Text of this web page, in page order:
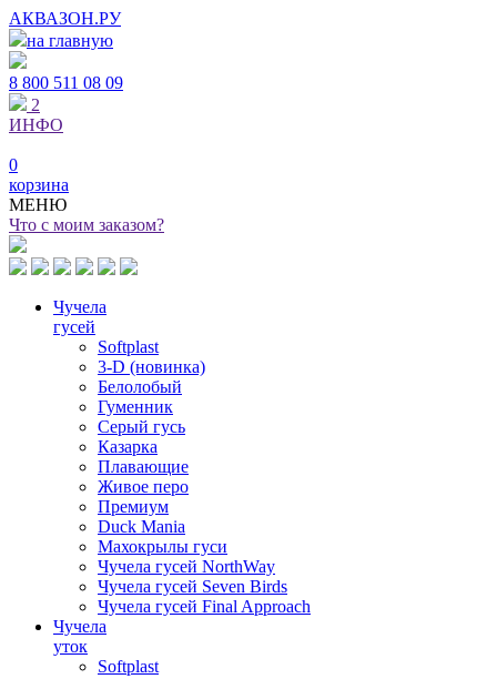
АКВАЗОН.РУ
на главную
8 800 511 08 09
2
ИНФО
0
корзина
МЕНЮ
Что с моим заказом?
Чучела
гусей
Softplast
3-D (новинка)
Белолобый
Гуменник
Серый гусь
Казарка
Плавающие
Живое перо
Премиум
Duck Mania
Махокрылы гуси
Чучела гусей NorthWay
Чучела гусей Seven Birds
Чучела гусей Final Approach
Чучела
уток
Softplast